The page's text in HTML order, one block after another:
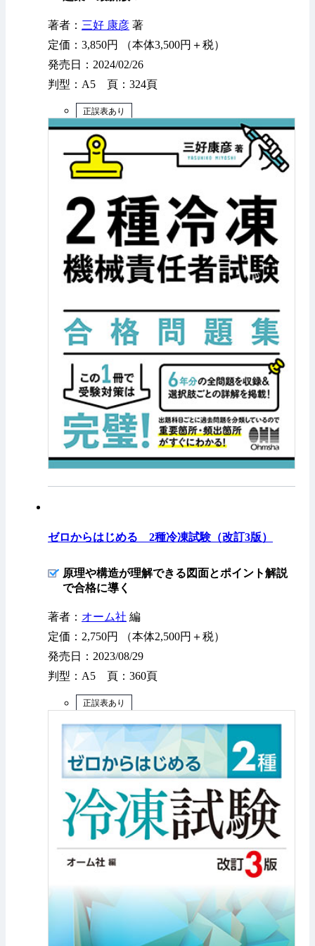
著者： 三好 康彦 著
定価：3,850円 （本体3,500円＋税）
発売日：2024/02/26
判型：A5 頁：324頁
正誤表あり
ゼロからはじめる 2種冷凍試験（改訂3版）
原理や構造が理解できる図面とポイント解説
で合格に導く
著者： オーム社 編
定価：2,750円 （本体2,500円＋税）
発売日：2023/08/29
判型：A5 頁：360頁
正誤表あり